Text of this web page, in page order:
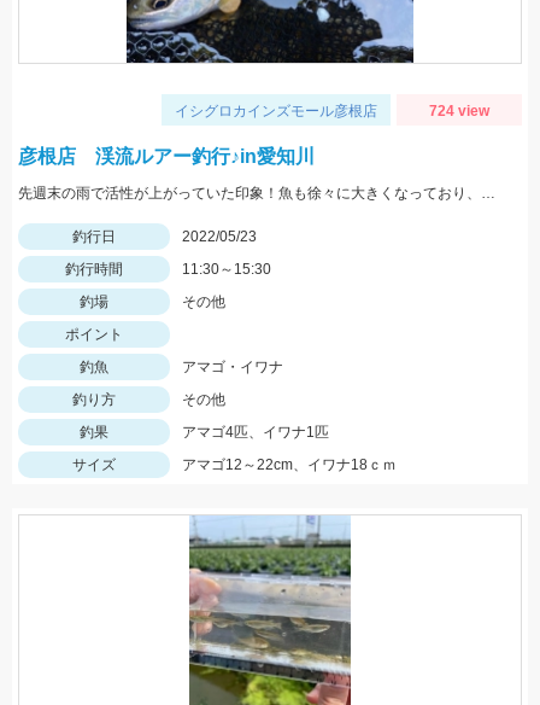
イシグロカインズモール彦根店 724 view
彦根店 渓流ルアー釣行♪in愛知川
先週末の雨で活性が上がっていた印象！魚も徐々に大きくなっており、まだまだ楽しめそうですよ♪
釣行日
2022/05/23
釣行時間
11:30～15:30
釣場
その他
ポイント
釣魚
アマゴ・イワナ
釣り方
その他
釣果
アマゴ4匹、イワナ1匹
サイズ
アマゴ12～22cm、イワナ18ｃｍ